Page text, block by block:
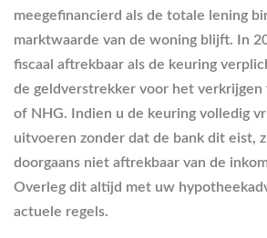
meegefinancierd als de totale lening
marktwaarde van de woning blijft. In
fiscaal aftrekbaar als de keuring
de geldverstrekker voor het verkrijgen
of NHG. Indien u de keuring volledig
uitvoeren zonder dat de bank dit eist,
doorgaans niet aftrekbaar van de
Overleg dit altijd met uw
actuele regels.